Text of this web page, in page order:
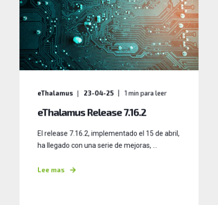
eThalamus 23-04-25 1 min para leer
eThalamus Release 7.16.2
El release 7.16.2, implementado el 15 de abril,
ha llegado con una serie de mejoras, ...
Lee mas